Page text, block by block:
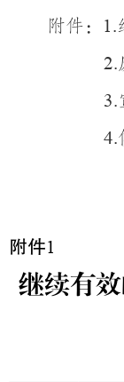
附件：
1.
2.
3.
4.
附件1
继续有